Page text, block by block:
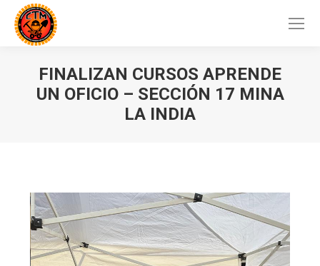
FINALIZAN CURSOS APRENDE
UN OFICIO – SECCIÓN 17 MINA
LA INDIA